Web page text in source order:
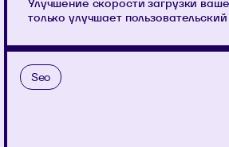
Улучшение скорости загрузки
только улучшает пользовательский
Seo